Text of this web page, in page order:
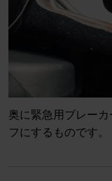
奥に緊急用ブレー
フにするものです。